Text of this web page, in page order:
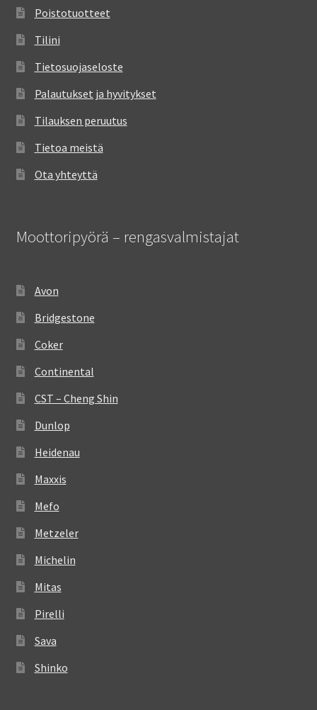
Poistotuotteet
Tilini
Tietosuojaseloste
Palautukset ja hyvitykset
Tilauksen peruutus
Tietoa meistä
Ota yhteyttä
Moottoripyörä – rengasvalmistajat
Avon
Bridgestone
Coker
Continental
CST – Cheng Shin
Dunlop
Heidenau
Maxxis
Mefo
Metzeler
Michelin
Mitas
Pirelli
Sava
Shinko